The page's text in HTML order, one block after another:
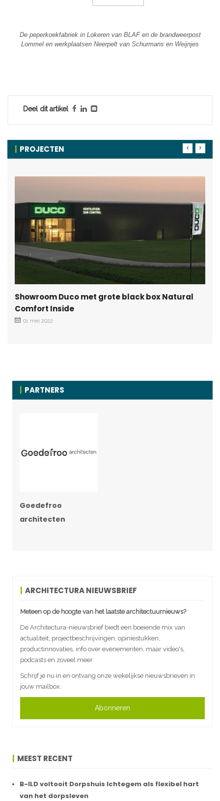
De peperkoekfabriek in Lokeren van BLAF en de brandweerpost
Lommel en werkplaatsen Neerpelt van Schurmans en Weijnjes
Deel dit artikel
PROJECTEN
Showroom Duco met grote black box Natural
Comfort Inside
01 mei 2022
PARTNERS
Goedefroo
architecten
ARCHITECTURA NIEUWSBRIEF
Meteen op de hoogte van het laatste architectuurnieuws?
De Architectura-nieuwsbrief biedt een boeiende mix van
actualiteit, projectbeschrijvingen, opiniestukken,
productinnovaties, info over evenementen, maar video's,
podcasts en zoveel meer.
Schrijf je nu in en ontvang onze wekelijkse nieuwsbrieven in
jouw mailbox.
Abonneren
MEEST RECENT
B-ILD voltooit Dorpshuis Ichtegem als flexibel hart
van het dorpsleven